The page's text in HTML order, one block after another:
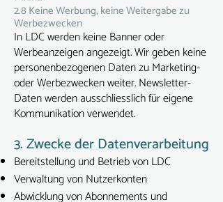
2.8 Keine Werbung, keine Weitergabe zu
Werbezwecken
In LDC werden keine Banner oder
Werbeanzeigen angezeigt. Wir geben keine
personenbezogenen Daten zu Marketing-
oder Werbezwecken weiter. Newsletter-
Daten werden ausschliesslich für eigene
Kommunikation verwendet.
3. Zwecke der Datenverarbeitung
Bereitstellung und Betrieb von LDC
Verwaltung von Nutzerkonten
Abwicklung von Abonnements und